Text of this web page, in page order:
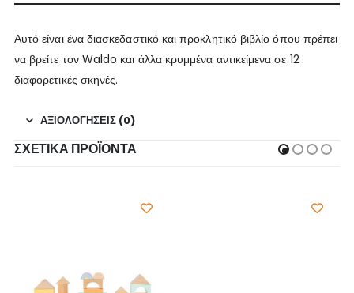
Αυτό είναι ένα διασκεδαστικό και προκλητικό βιβλίο όπου πρέπει
να βρείτε τον Waldo και άλλα κρυμμένα αντικείμενα σε 12
διαφορετικές σκηνές.
ΑΞΙΟΛΟΓΉΣΕΙΣ (0)
ΣΧΕΤΙΚΆ ΠΡΟΪΌΝΤΑ